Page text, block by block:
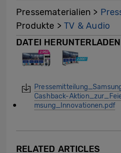
Pressematerialien >
Produkte >TV & Audio
DATEI HERUNTERLADEN
Cashback-
msung_Innovationen.pdf
RELATED ARTICLES